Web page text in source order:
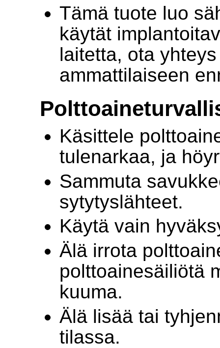
Tämä tuote luo
käytät
laitetta, ota
ammattilaiseen
Käsittele
tulenarkaa, ja
Sammuta
sytytyslähteet.
Käytä vain
Älä irrota
polttoainesäiliötä
kuuma.
Älä lisää tai
tilassa.